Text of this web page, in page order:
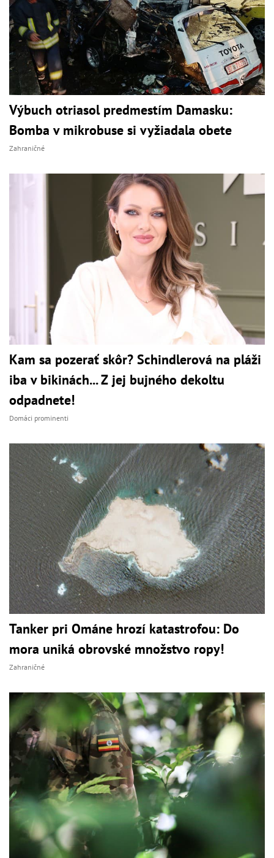
Výbuch otriasol predmestím Damasku:
Bomba v mikrobuse si vyžiadala obete
Zahraničné
Kam sa pozerať skôr? Schindlerová na pláži
iba v bikinách... Z jej bujného dekoltu
odpadnete!
Domáci prominenti
Tanker pri Ománe hrozí katastrofou: Do
mora uniká obrovské množstvo ropy!
Zahraničné